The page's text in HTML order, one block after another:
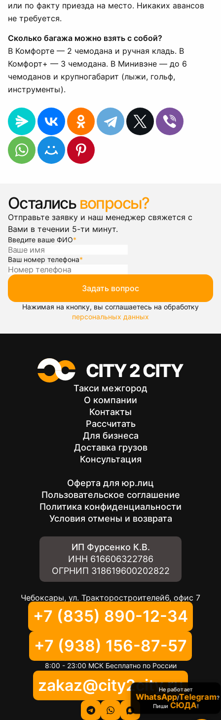
или по факту приезда на место. Никаких авансов
не требуется.
Сколько багажа можно взять с собой?
В Комфорте — 2 чемодана и ручная кладь. В
Комфорт+ — 3 чемодана. В Минивэне — до 6
чемоданов и крупногабарит (лыжи, гольф,
инструменты).
Остались вопросы?
Отправьте заявку и наш менеджер свяжется с
Вами в течении 5-ти минут.
Введите ваше ФИО*
Ваш номер телефона*
Задать вопрос
Нажимая на кнопку, вы соглашаетесь на обработку
персональных данных
Такси межгород
О компании
Контакты
Рассчитать
Для бизнеса
Доставка грузов
Консультация
Оферта для юр.лиц
Пользовательское соглашение
Политика конфиденциальности
Условия отмены и возврата
ИП Фурсенко К.В.
ИНН 616606322786
ОГРНИП 318619600202822
Чебоксары, ул. Тракторостроителей6, офис 7
+7 (835) 890-12-34
+7 (938) 156-87-57
8:00 - 23:00 МСК Бесплатно по России
zakaz@city2city.ru
Не работает
WhatsApp/Telegram?
Пиши СЮДА!